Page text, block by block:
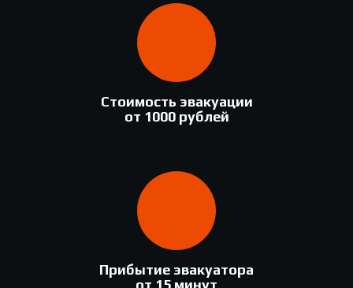
Стоимость эвакуации
от 1000 рублей
Прибытие эвакуатора
от 15 минут